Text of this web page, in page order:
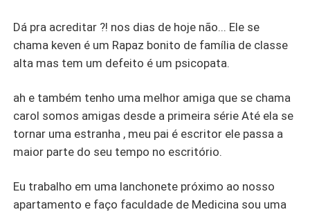
Dá pra acreditar ?! nos dias de hoje não... Ele se
chama keven é um Rapaz bonito de família de classe
alta mas tem um defeito é um psicopata.
ah e também tenho uma melhor amiga que se chama
carol somos amigas desde a primeira série Até ela se
tornar uma estranha , meu pai é escritor ele passa a
maior parte do seu tempo no escritório.
Eu trabalho em uma lanchonete próximo ao nosso
apartamento e faço faculdade de Medicina sou uma